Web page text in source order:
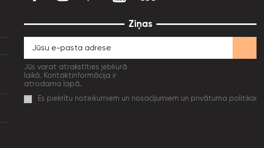
Ziņas
Jūs varat atrakstīties jebkurā
laikā. Kontaktinformācija ir
atrodama lapā.
Es piekrītu noteikumiem un nosacījumiem un privātuma politikai